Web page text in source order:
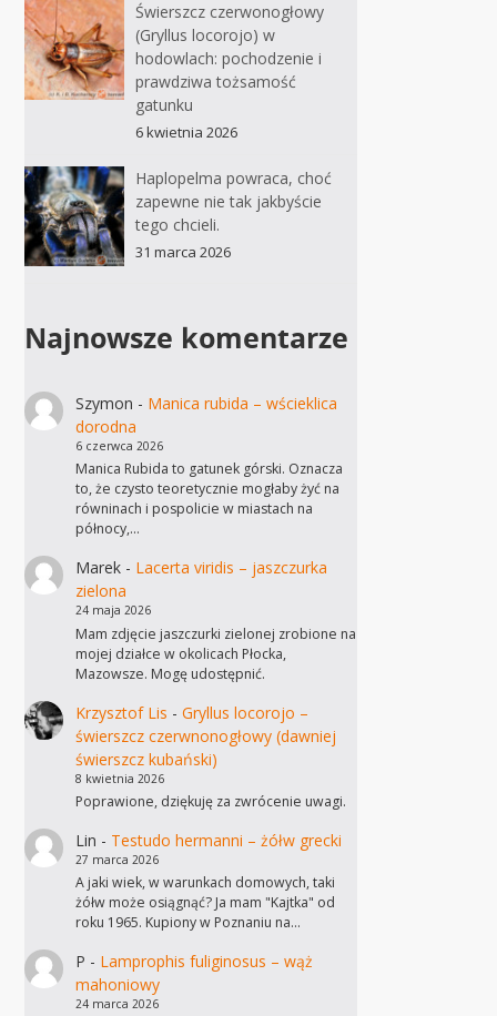
Świerszcz czerwonogłowy
(Gryllus locorojo) w
hodowlach: pochodzenie i
prawdziwa tożsamość
gatunku
6 kwietnia 2026
Haplopelma powraca, choć
zapewne nie tak jakbyście
tego chcieli.
31 marca 2026
Najnowsze komentarze
Szymon - Manica rubida – wścieklica
dorodna
6 czerwca 2026
Manica Rubida to gatunek górski. Oznacza
to, że czysto teoretycznie mogłaby żyć na
równinach i pospolicie w miastach na
północy,…
Marek- Lacerta viridis – jaszczurka
zielona
24 maja 2026
Mam zdjęcie jaszczurki zielonej zrobione na
mojej działce w okolicach Płocka,
Mazowsze. Mogę udostępnić.
Krzysztof Lis - Gryllus locorojo –
świerszcz czerwnonogłowy (dawniej
świerszcz kubański)
8 kwietnia 2026
Poprawione, dziękuję za zwrócenie uwagi.
Lin - Testudo hermanni – żółw grecki
27 marca 2026
A jaki wiek, w warunkach domowych, taki
żółw może osiągnąć? Ja mam "Kajtka" od
roku 1965. Kupiony w Poznaniu na…
P - Lamprophis fuliginosus – wąż
mahoniowy
24 marca 2026